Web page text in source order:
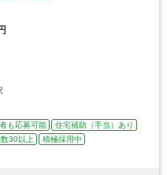
も応募可能
住宅補助（手当）あり
30以上
積極採用中